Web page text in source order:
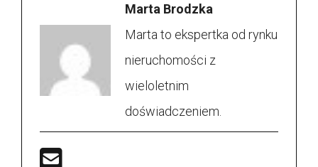
Marta Brodzka
Marta to ekspertka od rynku
nieruchomości z
wieloletnim
doświadczeniem.